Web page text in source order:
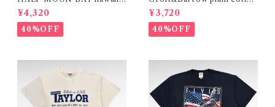
n design rayon shirt
¥4,320
40%OFF
shirt
¥3,720
40%OFF